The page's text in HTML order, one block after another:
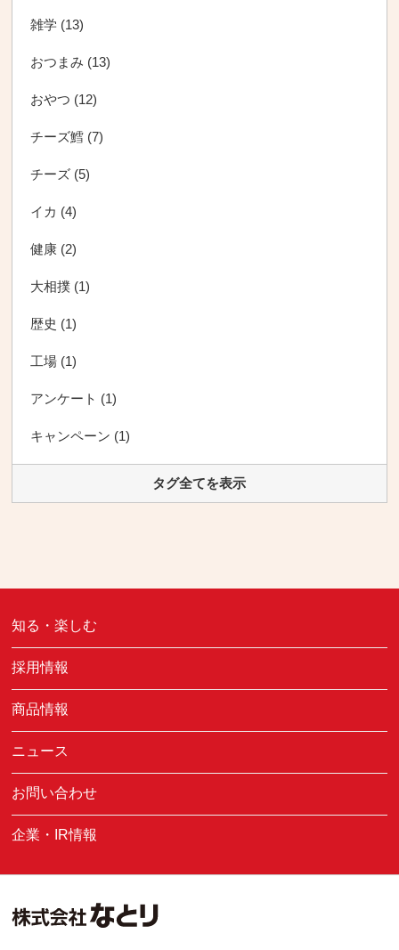
雑学 (13)
おつまみ (13)
おやつ (12)
チーズ鱈 (7)
チーズ (5)
イカ (4)
健康 (2)
大相撲 (1)
歴史 (1)
工場 (1)
アンケート (1)
キャンペーン (1)
タグ全てを表示
知る・楽しむ
採用情報
商品情報
ニュース
お問い合わせ
企業・IR情報